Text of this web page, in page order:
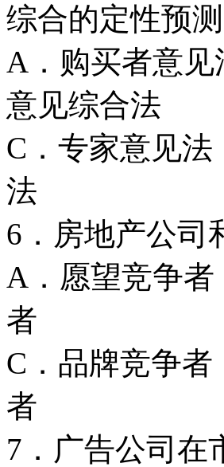
综合的定性预
A．购买
意见综合法
C．专
法
6．房地产公
A．愿
者
C．品
者
7．广告公司